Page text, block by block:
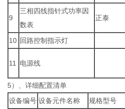
9
三相四线指针式功率因
数表
正泰
10 回路控制指示灯
11 电源线
5）、详细配置清单
设备编号 设备元件名称 规格型号